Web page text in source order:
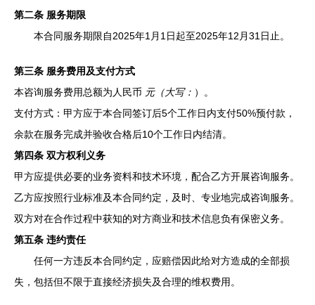
第二条 服务期限
本合同服务期限自2025年1月1日起至2025年12月31日止。
第三条 服务费用及支付方式
本咨询服务费用总额为人民币 元（大写： ）。
支付方式：甲方应于本合同签订后5个工作日内支付50%预付款，
余款在服务完成并验收合格后10个工作日内结清。
第四条 双方权利义务
甲方应提供必要的业务资料和技术环境，配合乙方开展咨询服务。
乙方应按照行业标准及本合同约定，及时、专业地完成咨询服务。
双方对在合作过程中获知的对方商业和技术信息负有保密义务。
第五条 违约责任
任何一方违反本合同约定，应赔偿因此给对方造成的全部损
失，包括但不限于直接经济损失及合理的维权费用。